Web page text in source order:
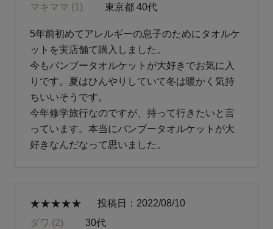
マキママ 1 東京都 40代
5年前初めてアレルギーの息子のためにタオルケ
ットを実店舗て購入しました。
今もバンブータオルケットが大好きでお気に入
りです。夏はひんやりしていて冬は暖かく気持
ちいいそうです。
今年修学旅行なのですが、持って行きたいと言
っています。本当にバンブータオルケットが大
好きなんだなって思いました。
ダワ 2 30代
投稿日 2022/08/10